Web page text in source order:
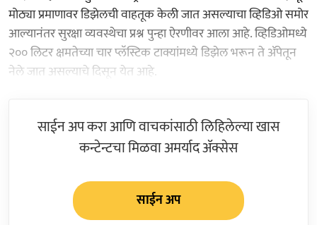
मोठ्या प्रमाणावर डिझेलची वाहतूक केली जात असल्याचा व्हिडिओ समोर
आल्यानंतर सुरक्षा व्यवस्थेचा प्रश्न पुन्हा ऐरणीवर आला आहे. व्हिडिओमध्ये
२०० लिटर क्षमतेच्या चार प्लॅस्टिक टाक्यांमध्ये डिझेल भरून ते ॲपेतून
नेले जात असल्याचे दिसून येत आहे.
साईन अप करा आणि वाचकांसाठी लिहिलेल्या खास
कन्टेन्टचा मिळवा अमर्याद ॲक्सेस
साईन अप